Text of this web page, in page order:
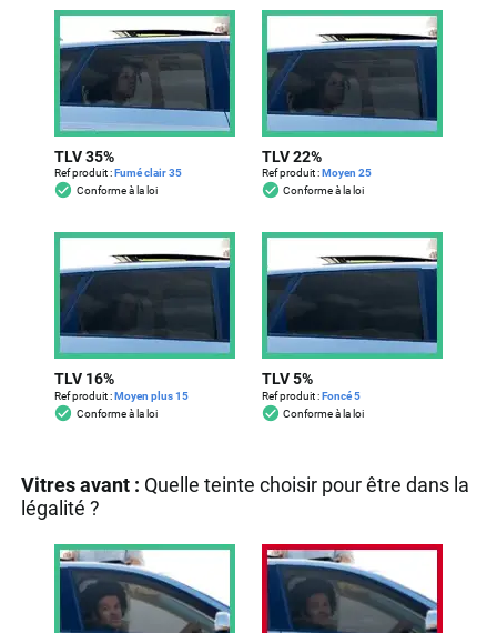
TLV 35%
Ref produit :Fumé clair 35
Conforme à la loi
TLV 22%
Ref produit :Moyen 25
Conforme à la loi
TLV 16%
Ref produit :Moyen plus 15
Conforme à la loi
TLV 5%
Ref produit :Foncé 5
Conforme à la loi
Vitres avant : Quelle teinte choisir pour être dans la
légalité ?